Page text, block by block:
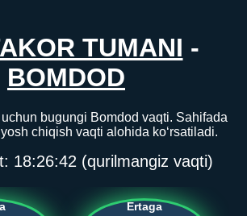
TUMANI -
BOMDOD
bugungi Bomdod vaqti. Sahifada
chiqish vaqti alohida ko‘rsatiladi.
18:26:42 (qurilmangiz vaqti)
Ertaga